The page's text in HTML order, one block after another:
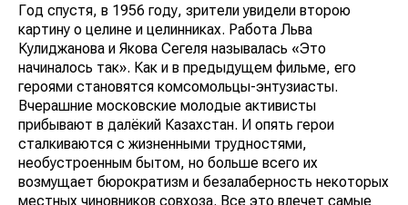
Год спустя, в 1956 году, зрители увидели второю
картину о целине и целинниках. Работа Льва
Кулиджанова и Якова Сегеля называлась «Это
начиналось так». Как и в предыдущем фильме, его
героями становятся комсомольцы-энтузиасты.
Вчерашние московские молодые активисты
прибывают в далёкий Казахстан. И опять герои
сталкиваются с жизненными трудностями,
необустроенным бытом, но больше всего их
возмущает бюрократизм и безалаберность некоторых
местных чиновников совхоза. Все это влечет самые